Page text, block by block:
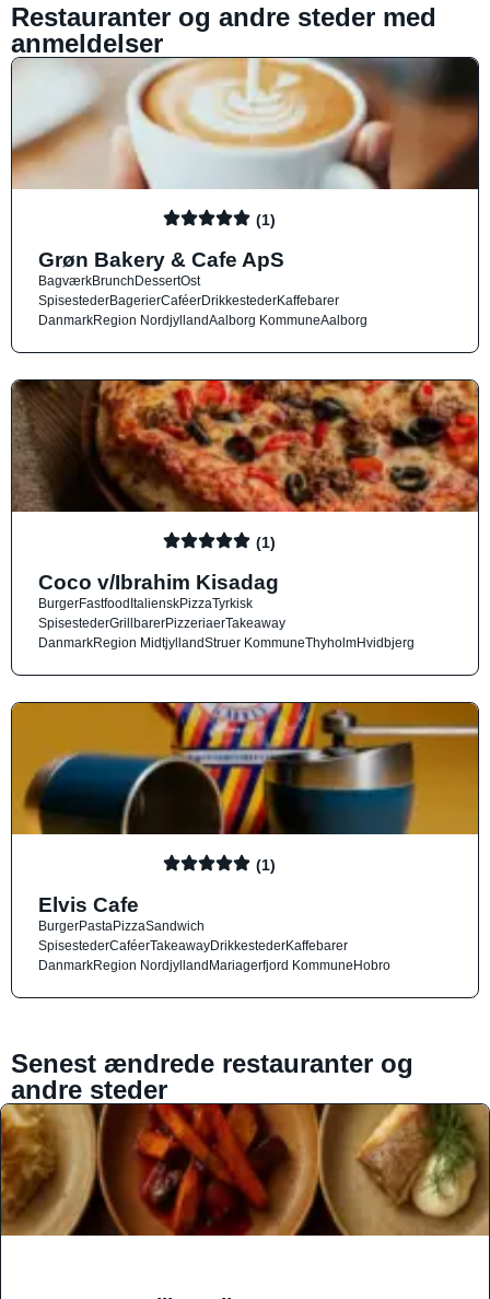
Restauranter og andre steder med
anmeldelser
(1)
Grøn Bakery & Cafe ApS
BagværkBrunchDessertOst
SpisestederBagerierCaféerDrikkestederKaffebarer
DanmarkRegion NordjyllandAalborg KommuneAalborg
(1)
Coco v/Ibrahim Kisadag
BurgerFastfoodItalienskPizzaTyrkisk
SpisestederGrillbarerPizzeriaerTakeaway
DanmarkRegion MidtjyllandStruer KommuneThyholmHvidbjerg
(1)
Elvis Cafe
BurgerPastaPizzaSandwich
SpisestederCaféerTakeawayDrikkestederKaffebarer
DanmarkRegion NordjyllandMariagerfjord KommuneHobro
Senest ændrede restauranter og
andre steder